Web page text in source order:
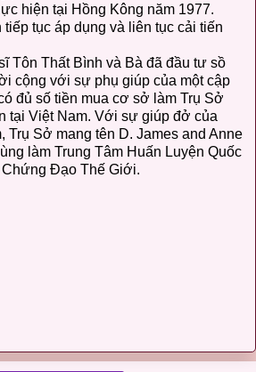
hiện tại Hồng Kông năm 1977.
tục áp dụng và liên tục cải tiến
Tôn Thất Bình và Bà đã đầu tư sồ
cộng với sự phụ giúp của một cập
đủ số tiền mua cơ sở làm Trụ Sở
tại Việt Nam. Với sự giúp đở của
Trụ Sở mang tên D. James and Anne
làm Trung Tâm Huấn Luyện Quốc
Đạo Thế Giới.